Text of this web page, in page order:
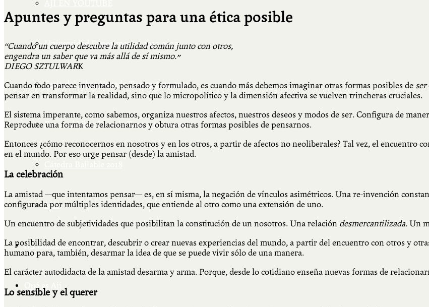
Universidad Experimental 2022-2025
Feria del Libro Venado Tuerto 2022-2025
Facultad Libre Venado Tuerto 1990-1994
Más
Ají Ediciones
Qué es Ají
Apuntes y preguntas para una ética posible
“Cuando un cuerpo descubre la utilidad común junto con otros,
engendra un saber que va más allá de sí mismo.”
DIEGO SZTULWARK
Cuando todo parece inventado, pensado y formulado, es cuando más debemos imaginar otras formas posibles de ser
pensar en transformar la realidad, sino que lo micropolítico y la dimensión afectiva se vuelven trincheras cruciales.
El sistema imperante, como sabemos, organiza nuestros afectos, nuestros deseos y modos de ser. Configura de
Reproduce una forma de relacionarnos y obtura otras formas posibles de pensarnos.
Entonces ¿cómo reconocernos en nosotros y en los otros, a partir de afectos no neoliberales? Tal vez, el encuentro
en el mundo. Por eso urge pensar (desde) la amistad.
La celebración
La amistad —que intentamos pensar— es, en sí misma, la negación de vínculos asimétricos. Una re-invención
configurada por múltiples identidades, que entiende al otro como una extensión de uno.
Un encuentro de subjetividades que posibilitan la constitución de un nosotros. Una relación desmercantilizada. Un
La posibilidad de encontrar, descubrir o crear nuevas experiencias del mundo, a partir del encuentro con otros y
humano para, también, desarmar la idea de que se puede vivir sólo de una manera.
El carácter autodidacta de la amistad desarma y arma. Porque, desde lo cotidiano enseña nuevas formas de
Lo sensible y el querer